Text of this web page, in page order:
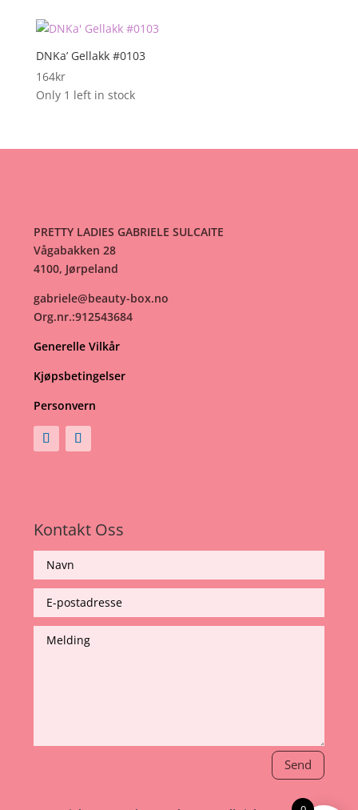
DNKa’ Gellakk #0103
164kr
Only 1 left in stock
PRETTY LADIES GABRIELE SULCAITE
Vågabakken 28
4100, Jørpeland
gabriele@beauty-box.no
Org.nr.:912543684
Generelle Vilkår
Kjøpsbetingelser
Personvern
Kontakt Oss
Send